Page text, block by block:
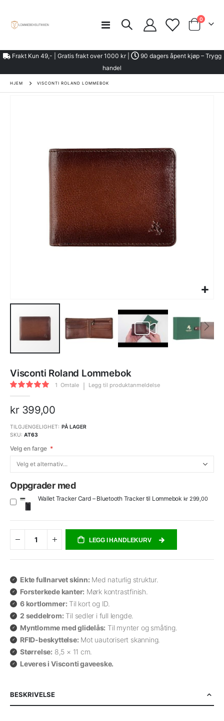
Toggle
0
Frakt Kun 49,- | Gratis frakt over 1000 kr |
90 dagers åpent kjøp – Trygg
handel
HJEM VISCONTI ROLAND LOMMEBOK
begynnelsen
av
bildegalleri
Visconti Roland Lommebok
Rating:
100
% of100
1 Omtale Legg til produktanmeldelse
kr 399,00
TILGJENGELIGHET: PÅ LAGER
SKU AT63
Velg en farge
Oppgrader med
Wallet Tracker Card – Bluetooth Tracker til Lommebok kr 299,00
LEGG I HANDLEKURV
Ekte fullnarvet skinn: Med naturlig struktur.
Forsterkede kanter: Mørk kontrastfinish.
6 kortlommer: Til kort og ID.
2 seddelrom: Til sedler i full lengde.
Myntlomme med glidelås: Til mynter og småting.
RFID-beskyttelse: Mot uautorisert skanning.
Størrelse: 8,5 × 11 cm.
Leveres i Visconti gaveeske.
BESKRIVELSE